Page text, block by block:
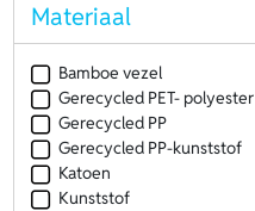
Materiaal
Bamboe vezel
Gerecycled PET- polyester
Gerecycled PP
Gerecycled PP-kunststof
Katoen
Kunststof